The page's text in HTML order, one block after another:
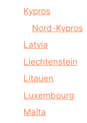
Kypros
Nord-Kypros
Latvia
Liechtenstein
Litauen
Luxembourg
Malta